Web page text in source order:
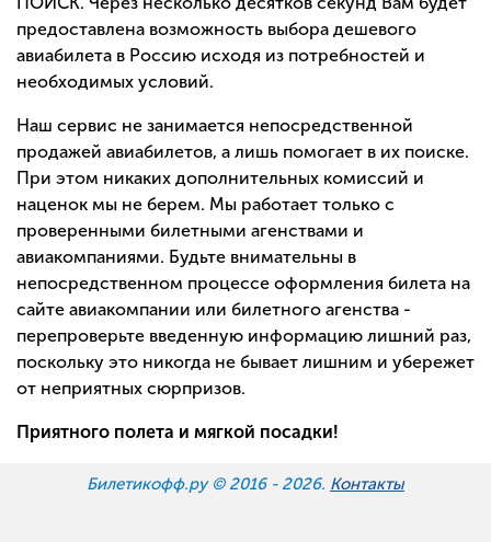
предоставлена возможность выбора дешевого
авиабилета в Россию исходя из потребностей и
необходимых условий.
Наш сервис не занимается непосредственной
продажей авиабилетов, а лишь помогает в их поиске.
При этом никаких дополнительных комиссий и
наценок мы не берем. Мы работает только с
проверенными билетными агенствами и
авиакомпаниями. Будьте внимательны в
непосредственном процессе оформления билета на
сайте авиакомпании или билетного агенства -
перепроверьте введенную информацию лишний раз,
поскольку это никогда не бывает лишним и убережет
от неприятных сюрпризов.
Приятного полета и мягкой посадки!
Билетикофф.ру © 2016 - 2026. Контакты